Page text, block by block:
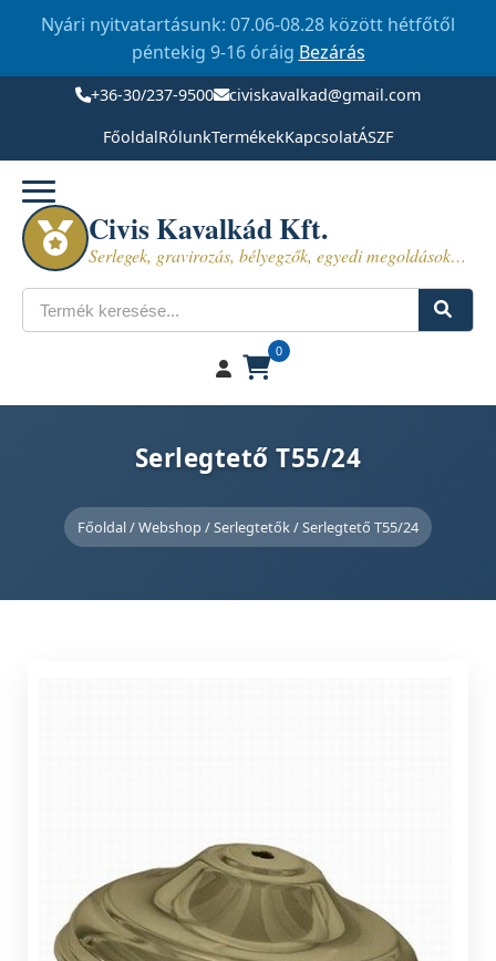
Nyári nyitvatartásunk: 07.06-08.28 között hétfőtől
péntekig 9-16 óráig Bezárás
+36-30/237-9500
civiskavalkad@gmail.com
FőoldalRólunkTermékekKapcsolatÁSZF
Civis Kavalkád Kft.
Serlegek, gravirozás, bélyegzők, egyedi megoldások…
Keresés
0
Serlegtető T55/24
Főoldal/Webshop /Serlegtetők/ Serlegtető T55/24